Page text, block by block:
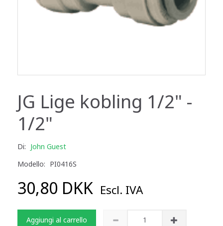
JG Lige kobling 1/2" -
1/2"
Di: John Guest
Modello: PI0416S
30,80 DKK Escl. IVA
Aggiungi al carrello